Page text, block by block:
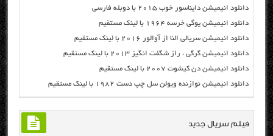
دانلود انیمیشن دایناسور خوب ۲۰۱۵ با دوبله فارسی
دانلود انیمیشن یوگی خرسه ۱۹۶۴ با لینک مستقیم
دانلود انیمیشن سریالی النا از آوالور ۲۰۱۶ با لینک مستقیم
دانلود انیمیشن گرگی ، راز شگفت انگیز ۲۰۱۳ با لینک مستقیم
دانلود انیمیشن دن کیشوت ۲۰۰۷ با لینک مستقیم
دانلود انیمیشن نوازنده ویولن سل چپ دست ۱۹۸۲ با لینک مستقیم
فیلم سریال جدید